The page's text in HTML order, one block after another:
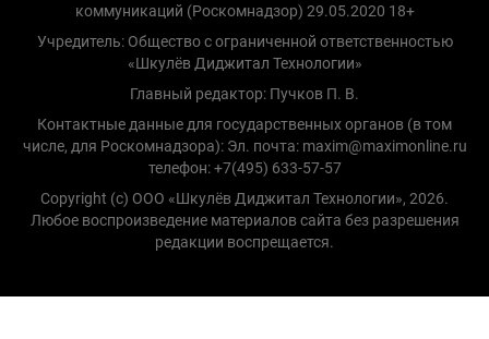
коммуникаций (Роскомнадзор) 29.05.2020 18+
Учредитель: Общество с ограниченной ответственностью
«Шкулёв Диджитал Технологии»
Главный редактор: Пучков П. В.
Контактные данные для государственных органов (в том
числе, для Роскомнадзора): Эл. почта: maxim@maximonline.ru
телефон: +7(495) 633-57-57
Copyright (с) ООО «Шкулёв Диджитал Технологии», 2026.
Любое воспроизведение материалов сайта без разрешения
редакции воспрещается.